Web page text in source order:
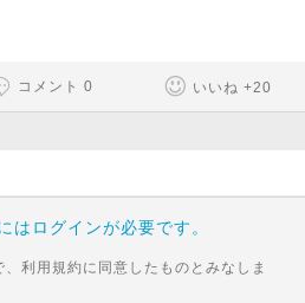
コメント 0 いいね +20
はログインが必要です。
利用規約に同意したものとみなしま